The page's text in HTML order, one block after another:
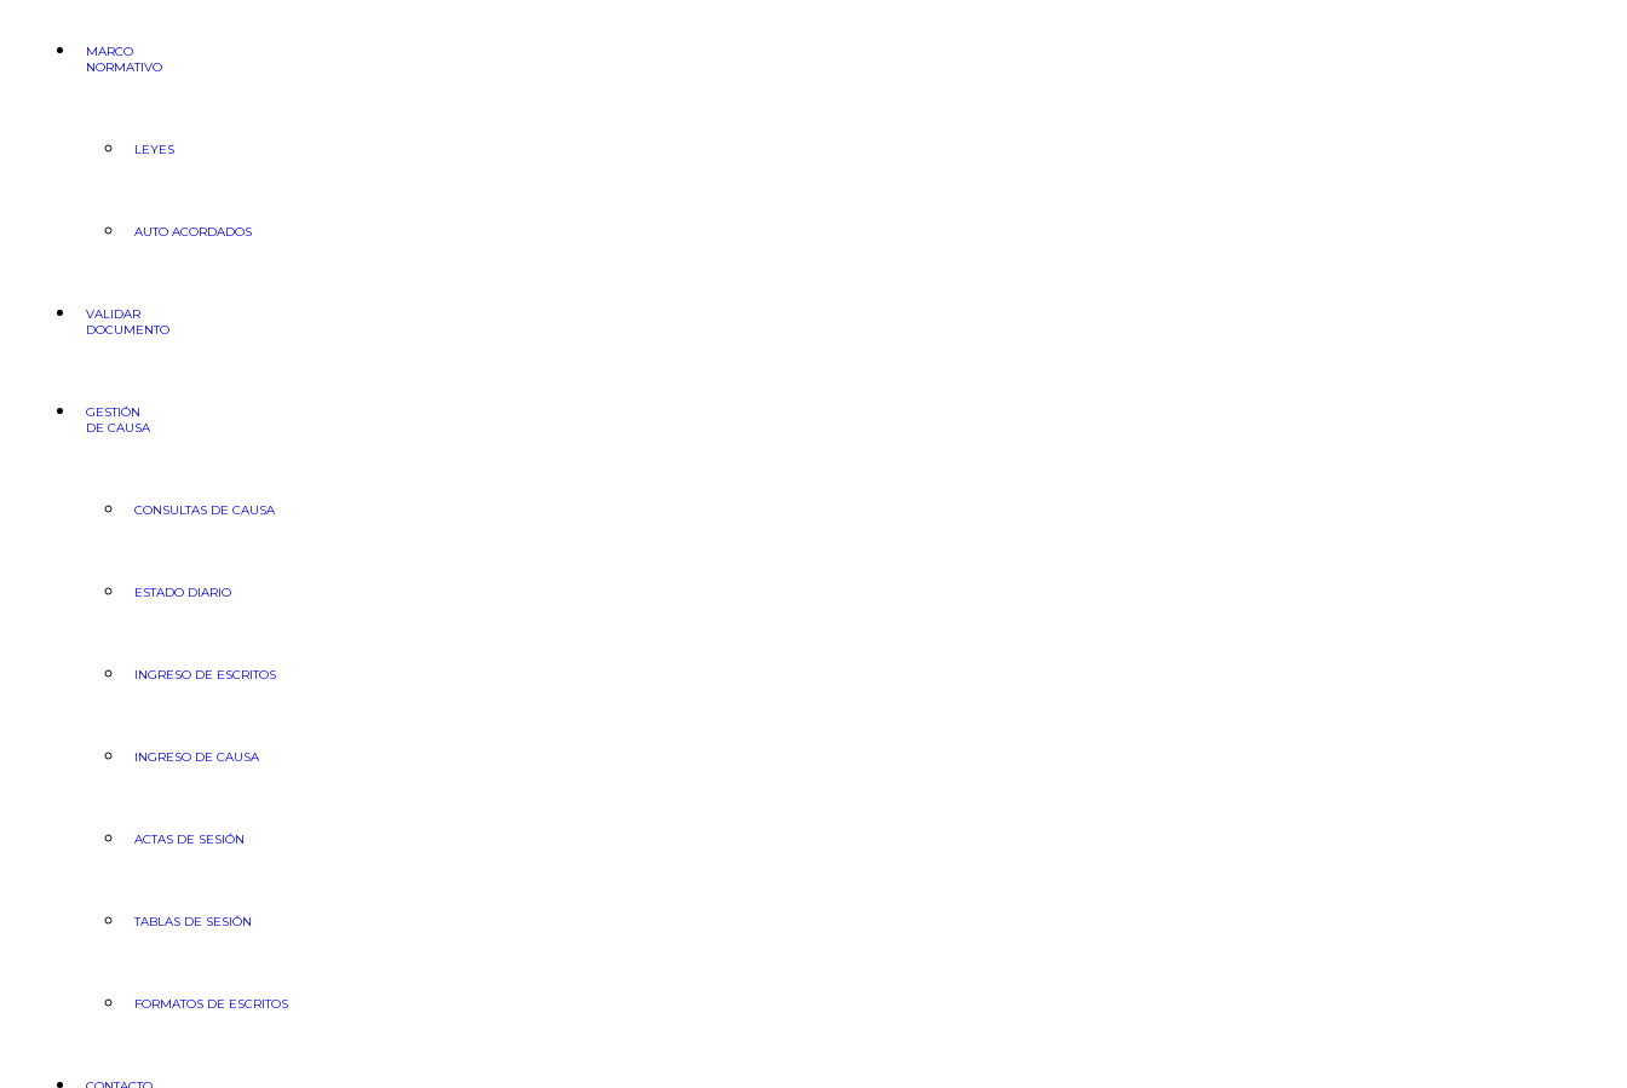
MARCO
NORMATIVO
LEYES
AUTO ACORDADOS
VALIDAR
DOCUMENTO
GESTIÓN
DE CAUSA
CONSULTAS DE CAUSA
ESTADO DIARIO
INGRESO DE ESCRITOS
INGRESO DE CAUSA
ACTAS DE SESIÓN
TABLAS DE SESIÓN
FORMATOS DE ESCRITOS